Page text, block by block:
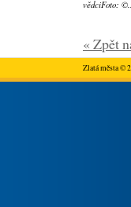
vědciFoto:
« Zpět
Zlatá města ©